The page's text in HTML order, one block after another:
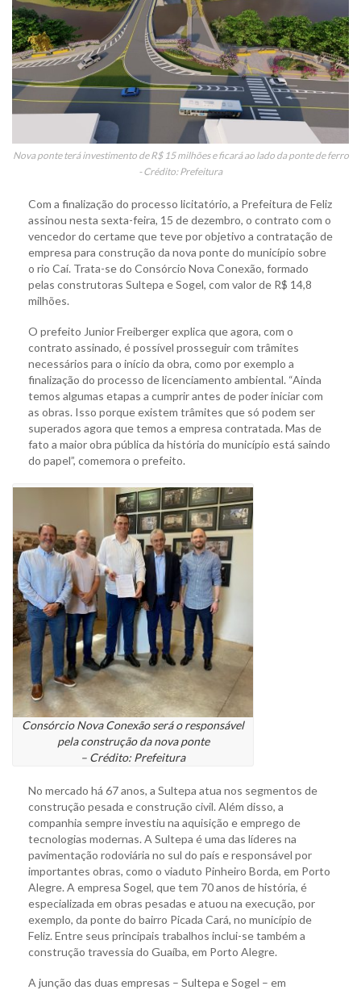
Nova ponte terá investimento de R$ 15 milhões e ficará ao lado da ponte de ferro
- Crédito: Prefeitura
Com a finalização do processo licitatório, a Prefeitura de Feliz
assinou nesta sexta-feira, 15 de dezembro, o contrato com o
vencedor do certame que teve por objetivo a contratação de
empresa para construção da nova ponte do município sobre
o rio Caí. Trata-se do Consórcio Nova Conexão, formado
pelas construtoras Sultepa e Sogel, com valor de R$ 14,8
milhões.
O prefeito Junior Freiberger explica que agora, com o
contrato assinado, é possível prosseguir com trâmites
necessários para o início da obra, como por exemplo a
finalização do processo de licenciamento ambiental. “Ainda
temos algumas etapas a cumprir antes de poder iniciar com
as obras. Isso porque existem trâmites que só podem ser
superados agora que temos a empresa contratada. Mas de
fato a maior obra pública da história do município está saindo
do papel”, comemora o prefeito.
Consórcio Nova Conexão será o responsável
pela construção da nova ponte
– Crédito: Prefeitura
No mercado há 67 anos, a Sultepa atua nos segmentos de
construção pesada e construção civil. Além disso, a
companhia sempre investiu na aquisição e emprego de
tecnologias modernas. A Sultepa é uma das líderes na
pavimentação rodoviária no sul do país e responsável por
importantes obras, como o viaduto Pinheiro Borda, em Porto
Alegre. A empresa Sogel, que tem 70 anos de história, é
especializada em obras pesadas e atuou na execução, por
exemplo, da ponte do bairro Picada Cará, no município de
Feliz. Entre seus principais trabalhos inclui-se também a
construção travessia do Guaíba, em Porto Alegre.
A junção das duas empresas – Sultepa e Sogel – em